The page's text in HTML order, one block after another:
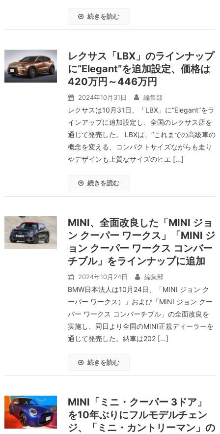
続きを読む
レクサス「LBX」のラインナップ
に“Elegant”を追加設定、価格は
420万円～446万円
2024年10月31日 編集部
レクサスは10月31日、「LBX」に“Elegant”をラ
インアップに追加設定し、全国のレクサス店を
通じて発売した。 LBXは、“これまでの高級車の
概念を変える、コンパクトサイズながらも走り
やデザインも上質なサイズのヒエ […]
続きを読む
MINI、全面改良した「MINI ジョ
ン クーパー ワークス」「MINI ジ
ョン クーパー ワークス コンバー
チブル」をラインナップに追加
2024年10月24日 編集部
BMW日本法人は10月24日、「MINI ジョン ク
ーパー ワークス）」および「MINI ジョン クー
パー ワークス コンバーチブル」の全面改良を
実施し、同日より全国のMINI正規ディーラーを
通じて発売した。納車は202 […]
続きを読む
MINI「ミニ・クーパー 3ドア」
を10年ぶりにフルモデルチェン
ジ、「ミニ・カントリーマン」の